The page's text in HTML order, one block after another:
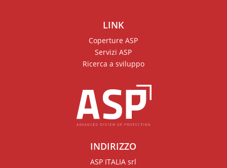
LINK
Coperture ASP
Servizi ASP
Ricerca a sviluppo
INDIRIZZO
ASP ITALIA srl